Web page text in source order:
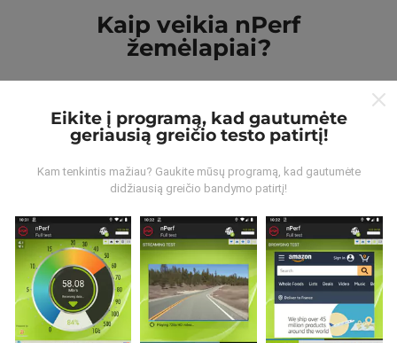
Kaip veikia nPerf
žemėlapiai?
Iš kur gaunami duomenys?
programos vartotojai. Tai testai, atliekami realiomis
sąlygomis, tiesiogiai lauke. Jei ir jūs norite įsitraukti,
tereikia atsisiųsti „nPerf“ programą į savo išmanųjį
telefoną. Kuo daugiau duomenų, tuo išsamesni bus
žemėlapiai!Visi bandymų rezultatai rodomi
žemėlapiuose. Filtravimo taisyklės taikomos prieš
Eikite į programą, kad gautumėte
geriausią greičio testo patirtį!
Kam tenkintis mažiau? Gaukite mūsų programą, kad gautumėte
didžiausią greičio bandymo patirtį!